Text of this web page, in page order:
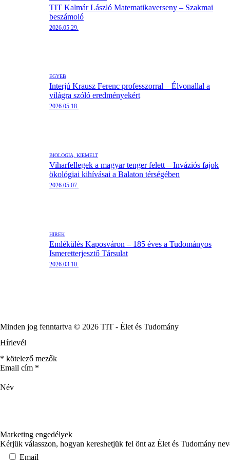
TIT Kalmár László Matematikaverseny – Szakmai
beszámoló
2026.05.29.
EGYÉB
Interjú Krausz Ferenc professzorral – Élvonallal a
világra szóló eredményekért
2026.05.18.
BIOLÓGIA, KIEMELT
Viharfellegek a magyar tenger felett – Inváziós fajok
ökológiai kihívásai a Balaton térségében
2026.05.07.
HÍREK
Emlékülés Kaposváron – 185 éves a Tudományos
Ismeretterjesztő Társulat
2026.03.10.
Minden jog fenntartva © 2026 TIT - Élet és Tudomány
Hírlevél
* kötelező mezők
Email cím *
Név
Marketing engedélyek
Kérjük válasszon, hogyan kereshetjük fel önt az Élet és Tudomány
Email